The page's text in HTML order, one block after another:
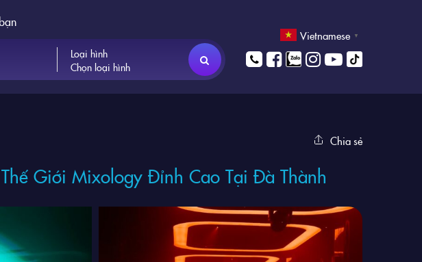
Loại hình
Chọn loại hình
Vietnamese ▼
Chia sẻ
Giới Mixology Đỉnh Cao Tại Đà Thành